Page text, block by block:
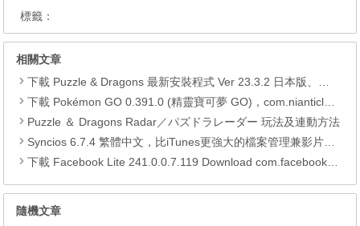
標籤：
相關文章
下載 Puzzle & Dragons 最新安裝程式 Ver 23.3.2 日本版、港台版… (PAD Radar) (.apk) (.xapk)
下載 Pokémon GO 0.391.0 (精靈寶可夢 GO)，com.nianticlabs.pokemongo (.apk) (.xapk)
Puzzle ＆ Dragons Radar／パズドラレーダー 玩法及連動方法
Syncios 6.7.4 繁體中文，比iTunes更強大的檔案管理兼影片轉檔工具
下載 Facebook Lite 241.0.0.7.119 Download com.facebook.lite APK
隨機文章